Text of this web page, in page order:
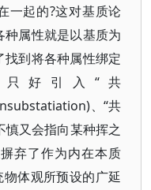
一起的?这对基质论
属性就是以基质为
到将各种属性绑定
好引入“共
、“共
又会指向某种挥之
弃了作为内在本质
物体观所预设的广延